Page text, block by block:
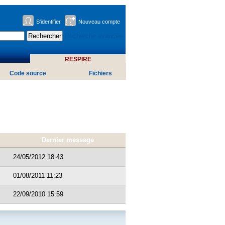
S'identifier Nouveau compte
RESPIRE
Code source Fichiers
Dernier message
24/05/2012 18:43
01/08/2011 11:23
22/09/2010 15:59